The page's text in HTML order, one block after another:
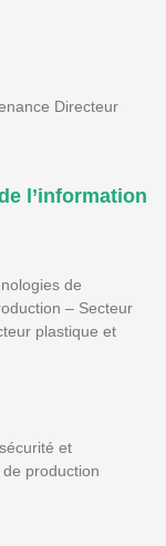
Directeur
l’information
de
– Secteur
plastique et
et
production